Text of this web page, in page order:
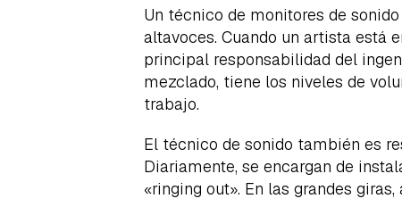
Un técnico de monitores de
altavoces. Cuando un artista está
principal responsabilidad del
mezclado, tiene los niveles de
trabajo.
El técnico de sonido también es
Diariamente, se encargan de
«ringing out». En las grandes